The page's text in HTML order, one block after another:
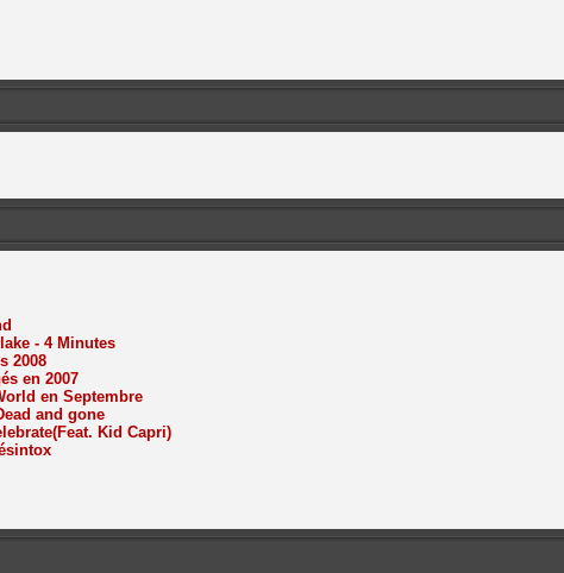
- 4 Minutes
2008
en 2007
en Septembre
and gone
Kid Capri)